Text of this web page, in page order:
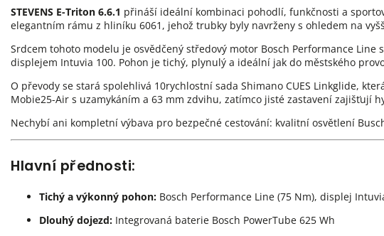
STEVENS E-Triton 6.6.1 přináší ideální kombinaci pohodlí, funkčnosti a
elegantním rámu z hliníku 6061, jehož trubky byly navrženy s ohledem na
Srdcem tohoto modelu je osvědčený středový motor Bosch Performance
displejem Intuvia 100. Pohon je tichý, plynulý a ideální jak do městského
O převody se stará spolehlivá 10rychlostní sada Shimano CUES Linkglide,
Mobie25-Air s uzamykáním a 63 mm zdvihu, zatímco jisté zastavení zajišťují
Nechybí ani kompletní výbava pro bezpečné cestování: kvalitní osvětlení
Hlavní přednosti:
Tichý a výkonný pohon: Bosch Performance Line (75 Nm), displej
Dlouhý dojezd: Integrovaná baterie Bosch PowerTube 625 Wh